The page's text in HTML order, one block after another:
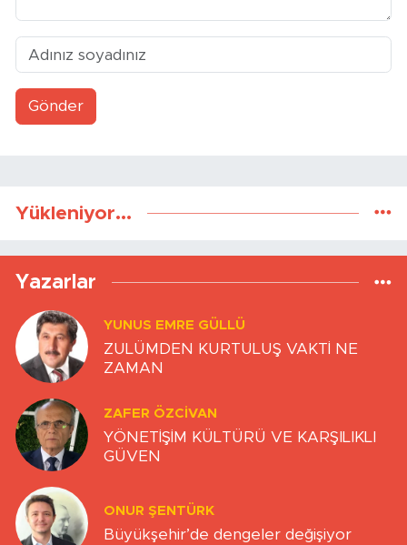
Gönder
Yükleniyor...
Yazarlar
YUNUS EMRE GÜLLÜ
ZULÜMDEN KURTULUŞ VAKTİ NE
ZAMAN
ZAFER ÖZCIVAN
YÖNETİŞİM KÜLTÜRÜ VE KARŞILIKLI
GÜVEN
ONUR ŞENTÜRK
Büyükşehir’de dengeler değişiyor